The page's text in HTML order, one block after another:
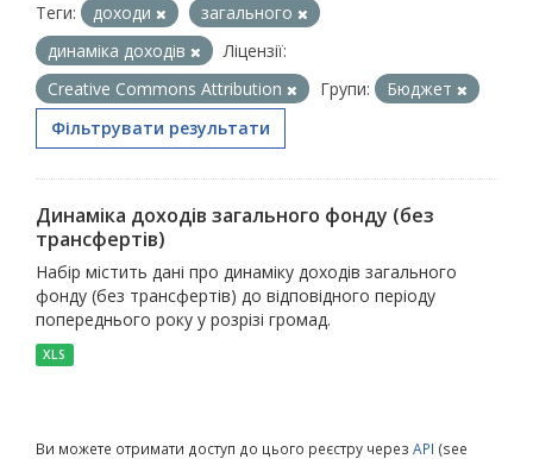
Теги: доходи
загального
динаміка доходів
Ліцензії:
Creative Commons Attribution
Групи:
Бюджет
Фільтрувати результати
Динаміка доходів загального фонду (без
трансфертів)
Набір містить дані про динаміку доходів загального
фонду (без трансфертів) до відповідного періоду
попереднього року у розрізі громад.
XLS
Ви можете отримати доступ до цього реєстру через API (see